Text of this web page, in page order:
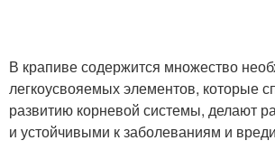
В крапиве содержится множество
легкоусвояемых элементов, которые
развитию корневой системы, делают
и устойчивыми к заболеваниям и